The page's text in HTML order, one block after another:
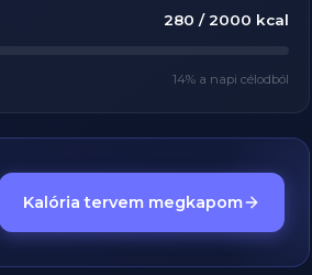
280 / 2000 kcal
14% a napi célodból
Kalória tervem megkapom